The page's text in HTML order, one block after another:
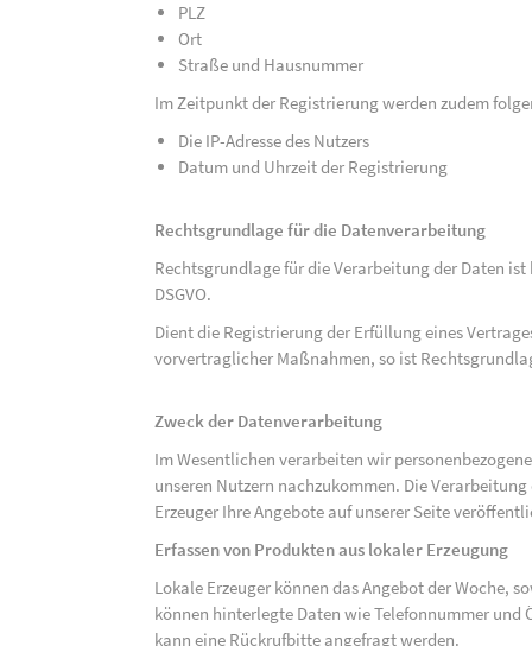
PLZ
Ort
Straße und Hausnummer
Im Zeitpunkt der Registrierung werden zudem
Die IP-Adresse des Nutzers
Datum und Uhrzeit der Registrierung
Rechtsgrundlage für die Datenverarbeitung
Rechtsgrundlage für die Verarbeitung der Daten
DSGVO.
Dient die Registrierung der Erfüllung eines
vorvertraglicher Maßnahmen, so ist
Zweck der Datenverarbeitung
Im Wesentlichen verarbeiten wir
unseren Nutzern nachzukommen. Die
Erzeuger Ihre Angebote auf unserer Seite
Erfassen von Produkten aus lokaler Erzeugung
Lokale Erzeuger können das Angebot der Woche,
können hinterlegte Daten wie Telefonnummer und
kann eine Rückrufbitte angefragt werden.